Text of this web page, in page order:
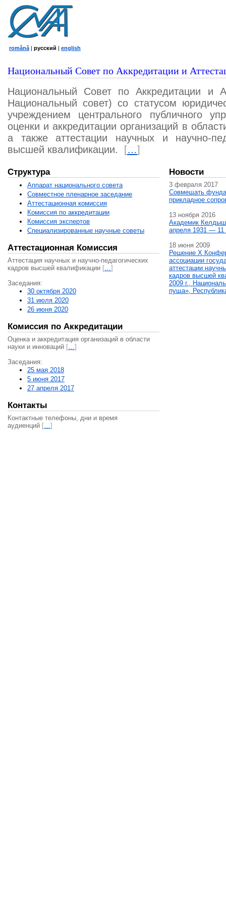
română | русский | english
Национальный Совет по Аккредитации и
Национальный Совет по Аккредитации и
Национальный совет) со статусом
учреждением центрального публичного
оценки и аккредитации организаций в
а также аттестации научных и научно-
высшей квалификации.
[…]
Структура
Аппарат национального совета
Совместное пленарное заседание
Аттестационная комисcия
Комиссия по аккредитации
Комиссия экспертов
Специализированные научные советы
Аттестационная Комиссия
Аттестация научных и научно-педагогических
кадров высшей квалификации […]
Заседания:
30 октября 2020
31 июля 2020
26 июня 2020
Комиссия по Аккредитации
Оценка и аккредитация организаций в области
науки и инноваций […]
Заседания:
25 мая 2018
5 июня 2017
27 апреля 2017
Контакты
Контактные телефоны, дни и время
аудиенций […]
Новости
3 февраля 2017
Совмещать
прикладное
13 ноября 2016
Академик
апреля 1931 — 11
18 июня 2009
Решение X
ассоциации
аттестации
кадров высшей
2009 г.,
пуща»,